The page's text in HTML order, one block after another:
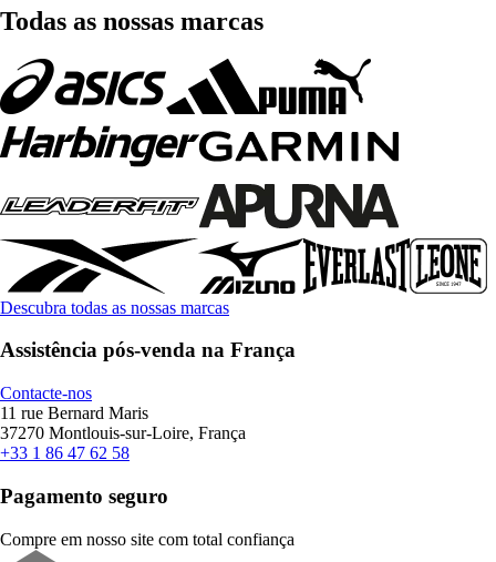
Todas as nossas marcas
Descubra todas as nossas marcas
Assistência pós-venda na França
Contacte-nos
11 rue Bernard Maris
37270 Montlouis-sur-Loire, França
+33 1 86 47 62 58
Pagamento seguro
Compre em nosso site com total confiança